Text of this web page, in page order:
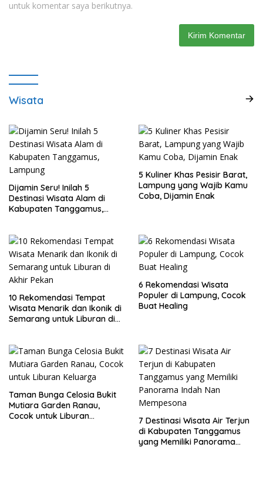
untuk komentar saya berikutnya.
Wisata
Dijamin Seru! Inilah 5
Destinasi Wisata Alam di
Kabupaten Tanggamus,
5 Kuliner Khas Pesisir Barat,
Lampung yang Wajib Kamu
Coba, Dijamin Enak
10 Rekomendasi Tempat
Wisata Menarik dan Ikonik di
Semarang untuk Liburan di
6 Rekomendasi Wisata
Populer di Lampung, Cocok
Buat Healing
Taman Bunga Celosia Bukit
Mutiara Garden Ranau,
Cocok untuk Liburan
7 Destinasi Wisata Air Terjun
di Kabupaten Tanggamus
yang Memiliki Panorama